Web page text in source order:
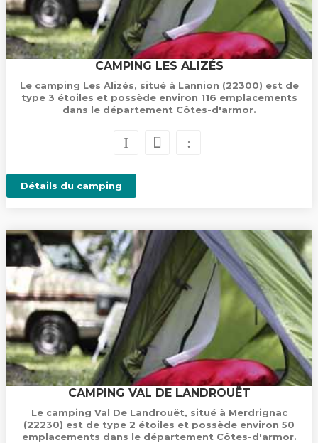
CAMPING LES ALIZÉS
Le camping Les Alizés, situé à Lannion (22300) est de
type 3 étoiles et possède environ 116 emplacements
dans le département Côtes-d'armor.
Détails du camping
CAMPING VAL DE LANDROUËT
Le camping Val De Landrouët, situé à Merdrignac
(22230) est de type 2 étoiles et possède environ 50
emplacements dans le département Côtes-d'armor.